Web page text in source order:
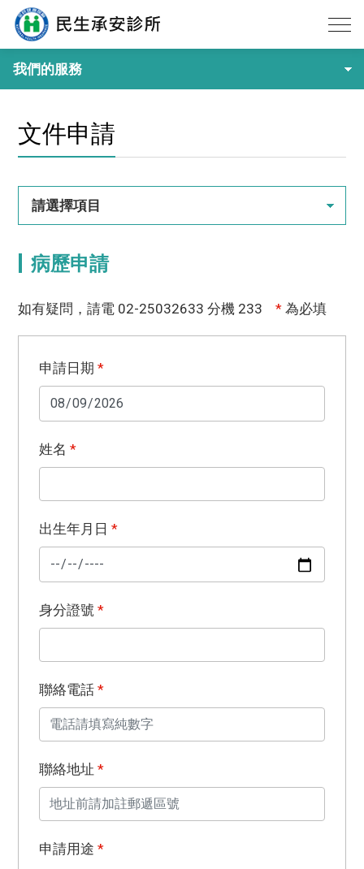
我們的服務
文件申請
請選擇項目
病歷申請
如有疑問，請電 02-25032633 分機 233* 為必填
申請日期 *
姓名 *
出生年月日 *
身分證號 *
聯絡電話 *
聯絡地址 *
申請用途 *